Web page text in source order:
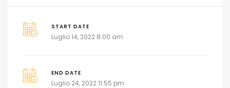
START DATE
Luglio 14, 2022 8:00 am
END DATE
Luglio 24, 2022 11:55 pm